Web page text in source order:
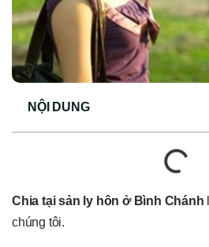
NỘI DUNG
Chia tại sản ly hôn ở Bình Chánh
chúng tôi.